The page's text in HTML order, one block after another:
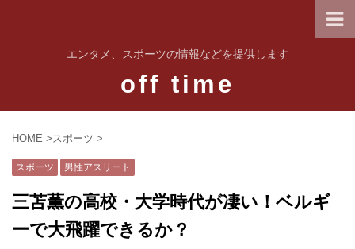
エンタメ、スポーツの情報などを提供します
off time
HOME >スポーツ >
スポーツ 男性アスリート
三苫薫の高校・大学時代が凄い！ベルギ
ーで大飛躍できるか？